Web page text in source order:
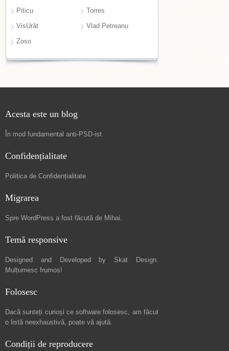
Piticu
Torres
VisUrât
Vlad Petreanu
Zoso
Acesta este un blog
În mod fundamental anti-PSD-ist.
Confidențialitate
Politica de Confidențialitate
Migrarea
Spre WordPress a fost făcută de Mihai.
Temă responsive
Designed and Developed by Skat Design.
Mulțumesc frumos!
Folosesc
Dacă sunteți curioși ce software folosesc, am făcut
o listă neexhaustivă, poate vă ajută.
Condiții de reproducere